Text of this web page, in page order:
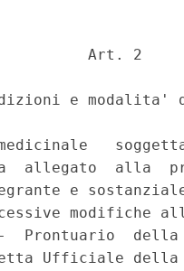
Art. 2
e modalita'
allegato  alla
e
modifiche
-  Prontuario
Ufficiale